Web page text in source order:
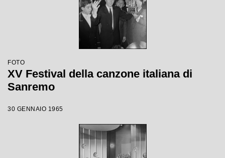
FOTO
XV Festival della canzone italiana di
Sanremo
30 GENNAIO 1965